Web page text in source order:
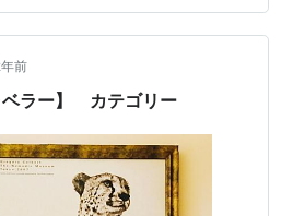
な猫話や海外旅＆海外生活のリ
もらっている。 そして、
出てこなかったデキル海外在住
…
前
ベラー】 カテゴリー